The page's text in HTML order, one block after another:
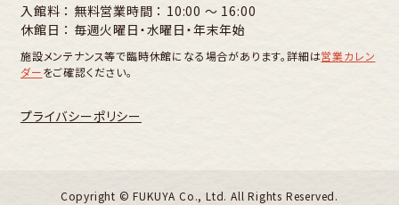
入館料 ： 無料営業時間 ： 10:00 〜 16:00
休館日 ： 毎週火曜日・水曜日・年末年始
施設メンテナンス等で臨時休館になる場合があります。詳細は営業カレン
ダーをご確認ください。
プライバシーポリシー
Copyright ©︎ FUKUYA Co., Ltd. All Rights Reserved.